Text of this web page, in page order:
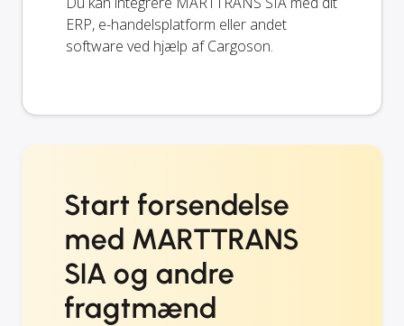
ERP, e-handelsplatform eller andet
software ved hjælp af Cargoson.
Start forsendelse
med MARTTRANS
SIA og andre
fragtmænd